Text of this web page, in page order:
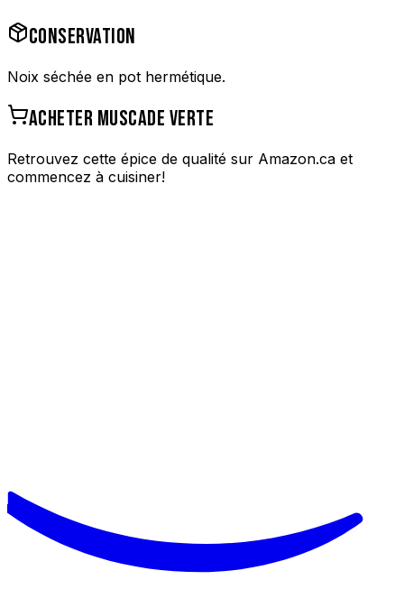
CONSERVATION
Noix séchée en pot hermétique.
ACHETER MUSCADE VERTE
Retrouvez cette épice de qualité sur Amazon.ca et
commencez à cuisiner!